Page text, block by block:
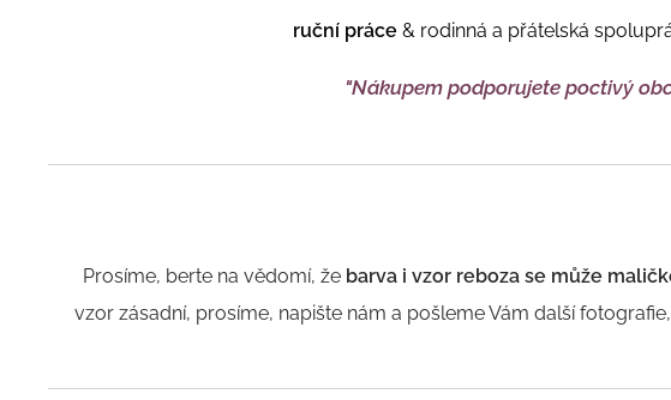
ruční práce& rodinná a přátelská
"Nákupem podporujete poctivý
Prosíme, berte na vědomí, že barva i vzor reboza se může
vzor zásadní, prosíme, napište nám a pošleme Vám další